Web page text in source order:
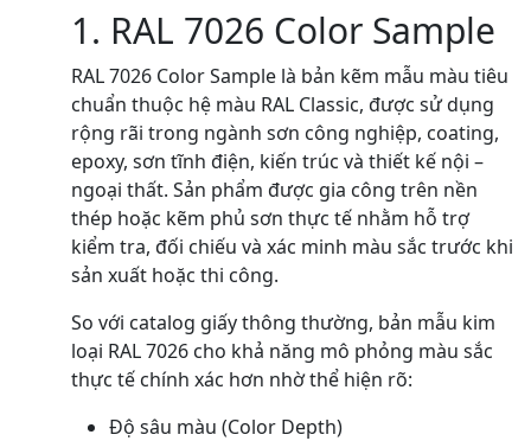
1. RAL 7026 Color Sample
RAL 7026 Color Sample là bản kẽm mẫu màu tiêu
chuẩn thuộc hệ màu RAL Classic, được sử dụng
rộng rãi trong ngành sơn công nghiệp, coating,
epoxy, sơn tĩnh điện, kiến trúc và thiết kế nội –
ngoại thất. Sản phẩm được gia công trên nền
thép hoặc kẽm phủ sơn thực tế nhằm hỗ trợ
kiểm tra, đối chiếu và xác minh màu sắc trước khi
sản xuất hoặc thi công.
So với catalog giấy thông thường, bản mẫu kim
loại RAL 7026 cho khả năng mô phỏng màu sắc
thực tế chính xác hơn nhờ thể hiện rõ:
Độ sâu màu (Color Depth)